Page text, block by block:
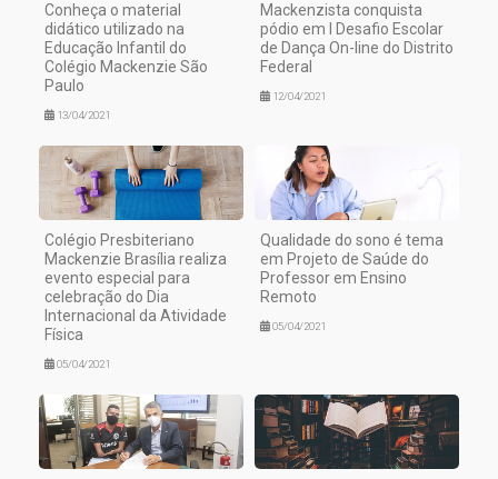
Conheça o material
didático utilizado na
Educação Infantil do
Colégio Mackenzie São
Paulo
13/04/2021
Mackenzista conquista
pódio em I Desafio Escolar
de Dança On-line do Distrito
Federal
12/04/2021
Colégio Presbiteriano
Mackenzie Brasília realiza
evento especial para
celebração do Dia
Internacional da Atividade
Física
05/04/2021
Qualidade do sono é tema
em Projeto de Saúde do
Professor em Ensino
Remoto
05/04/2021